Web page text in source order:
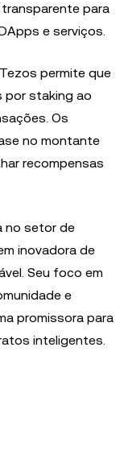
para
e serviços.
permite que
por staking ao
Os
no montante
recompensas
no setor de
inovadora de
Seu foco em
e
promissora para
inteligentes.